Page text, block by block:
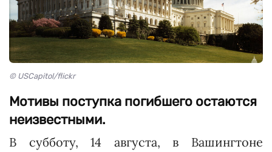
© USCapitol/flickr
Мотивы поступка погибшего остаются
неизвестными.
В субботу, 14 августа, в Вашингтоне